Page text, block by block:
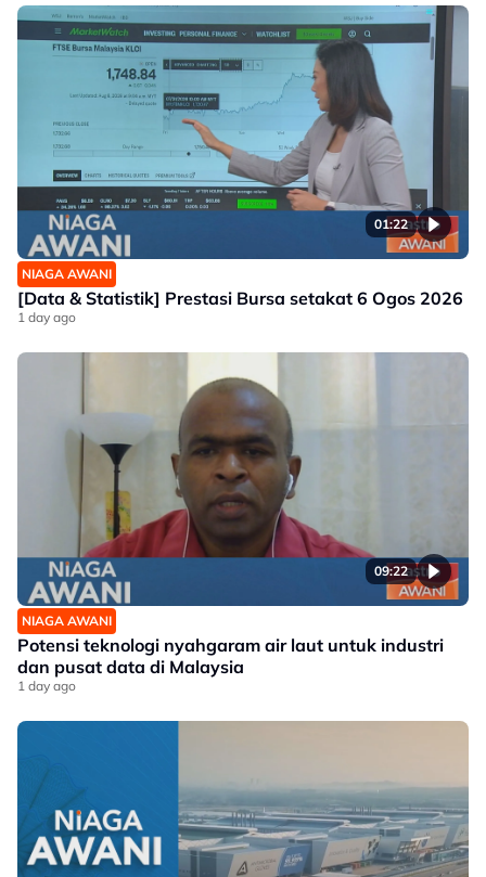
01:22
NIAGA AWANI
[Data & Statistik] Prestasi Bursa setakat 6 Ogos 2026
1 day ago
09:22
NIAGA AWANI
Potensi teknologi nyahgaram air laut untuk industri
dan pusat data di Malaysia
1 day ago